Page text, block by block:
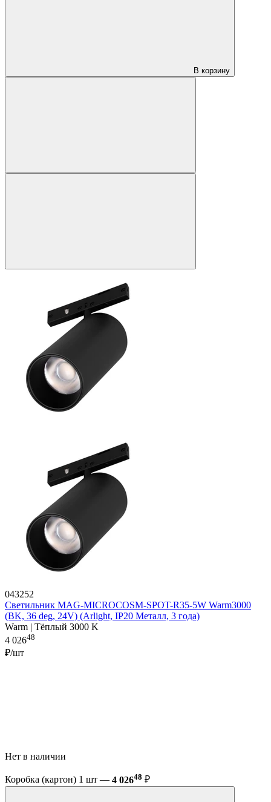
В корзину
043252
Светильник MAG-MICROCOSM-SPOT-R35-5W Warm3000
(BK, 36 deg, 24V) (Arlight, IP20 Металл, 3 года)
Warm | Тёплый 3000 K
4 02648
₽/шт
Нет в наличии
Коробка (картон) 1 шт — 4 02648 ₽